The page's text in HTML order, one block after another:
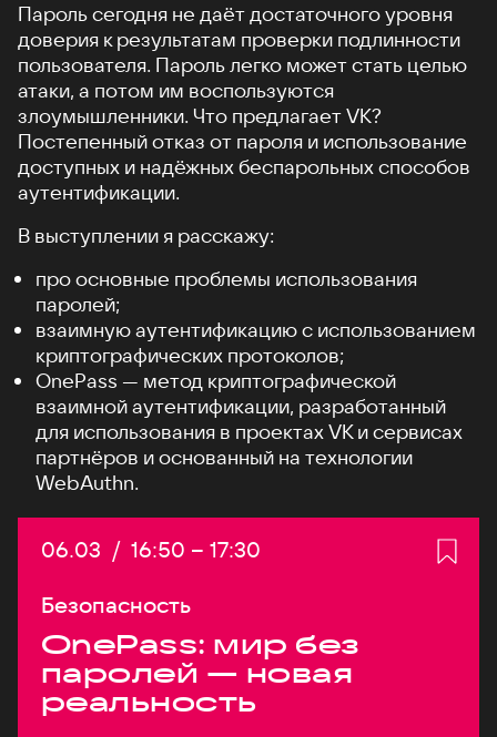
Пароль сегодня не даёт достаточного уровня
доверия к результатам проверки подлинности
пользователя. Пароль легко может стать целью
атаки, а потом им воспользуются
злоумышленники. Что предлагает VK?
Постепенный отказ от пароля и использование
доступных и надёжных беспарольных способов
аутентификации.
В выступлении я расскажу:
про основные проблемы использования
паролей;
взаимную аутентификацию с использованием
криптографических протоколов;
OnePass — метод криптографической
взаимной аутентификации, разработанный
для использования в проектах VK и сервисах
партнёров и основанный на технологии
WebAuthn.
Дата:
06.03 / Начало:
16:50 – Конец:
17:30
Безопасность
OnePass: мир без
паролей — новая
реальность